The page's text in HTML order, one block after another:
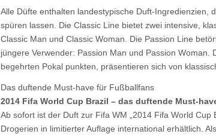
Alle Düfte enthalten landestypische Duft-Ingredienzien,
spüren lassen. Die Classic Line bietet zwei intensive,
Classic Man und Classic Woman. Die Passion Line
jüngere Verwender: Passion Man und Passion Woman.
begehrten Pokal punkten, präsentieren sich von
Das duftende Must-have für Fußballfans
2014 Fifa World Cup Brazil – das duftende Must-
Ab sofort ist der Duft zur Fifa WM „2014 Fifa World Cup
Drogerien in limitierter Auflage international erhältlich.